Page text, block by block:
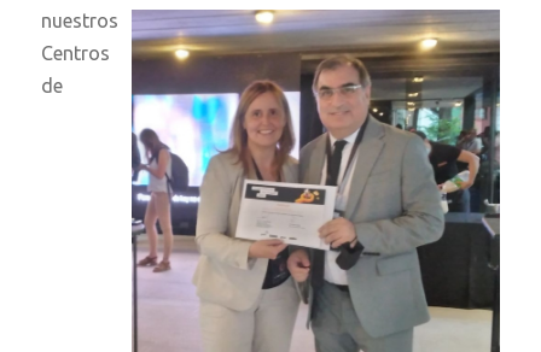
nuestros
Centros
de